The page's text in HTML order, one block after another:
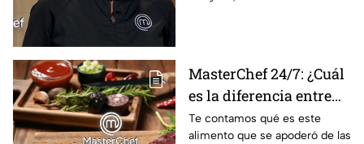
MasterChef 24/7
MasterChef 24/7: ¿Cuál
es la diferencia entre
morcilla y moronga?
Te contamos qué es este
alimento que se apoderó de las